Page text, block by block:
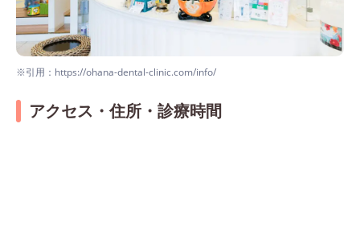
※引用：https://ohana-dental-clinic.com/info/
アクセス・住所・診療時間